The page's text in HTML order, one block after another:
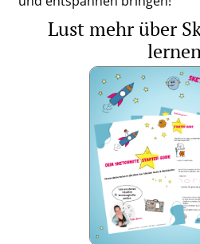
Lust mehr über